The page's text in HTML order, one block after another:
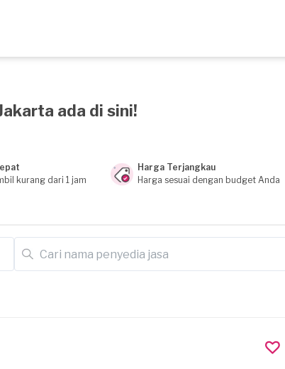
ada di sini!
kurang dari 1 jam
Harga Terjangkau
Harga sesuai dengan budget Anda